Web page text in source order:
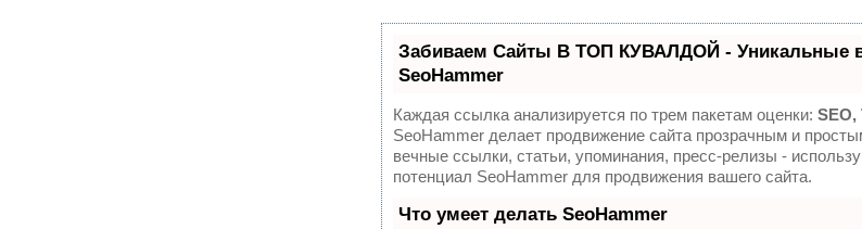
Забиваем Сайты В ТОП КУВАЛДОЙ - Уникальные
SeoHammer
Каждая ссылка анализируется по трем пакетам оценки: SEO,
SeoHammer делает продвижение сайта прозрачным и
вечные ссылки, статьи, упоминания, пресс-релизы -
потенциал SeoHammer для продвижения вашего сайта.
Что умеет делать SeoHammer